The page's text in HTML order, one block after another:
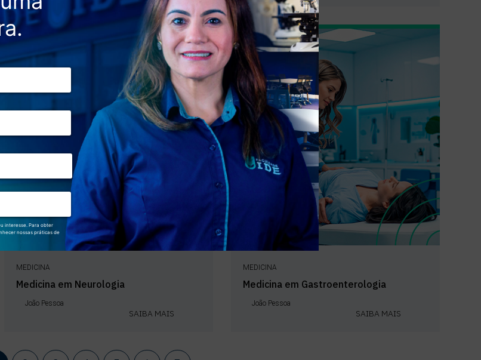
MEDICINA
Medicina em Neurologia
João Pessoa
SAIBA MAIS
MEDICINA
Medicina em Gastroenterologia
João Pessoa
SAIBA MAIS